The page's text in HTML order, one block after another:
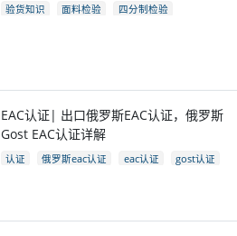
验货知识 面料检验 四分制检验
EAC认证| 出口俄罗斯EAC认证，俄罗斯
Gost EAC认证详解
认证 俄罗斯eac认证 eac认证
gost认证